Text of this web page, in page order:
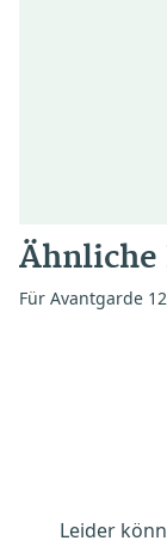
Ähnliche
Für Avantgarde
Leider